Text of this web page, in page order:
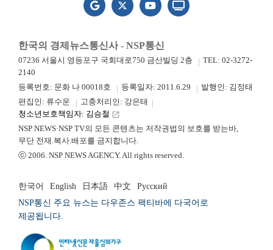
한국의 경제뉴스통신사 - NSP통신
07236 서울시 영등포구 국회대로750 금산빌딩 2층
TEL: 02-3272-
2140
등록번호: 문화 나 00018호
등록일자: 2011.6.29
발행인: 김정태
편집인: 류수운
고충처리인: 강은태
청소년보호책임자: 김승철 launch
NSP NEWS·NSP TV의 모든 콘텐츠는 저작권법의 보호를 받는바,
무단 전재.복사.배포를 금지합니다.
ⓒ 2006. NSP NEWS AGENCY. All rights reserved.
한국어 English 日本語 中文
Русский
NSP통신 주요 뉴스는 다우존스 팩티바에 다국어로
제공됩니다.